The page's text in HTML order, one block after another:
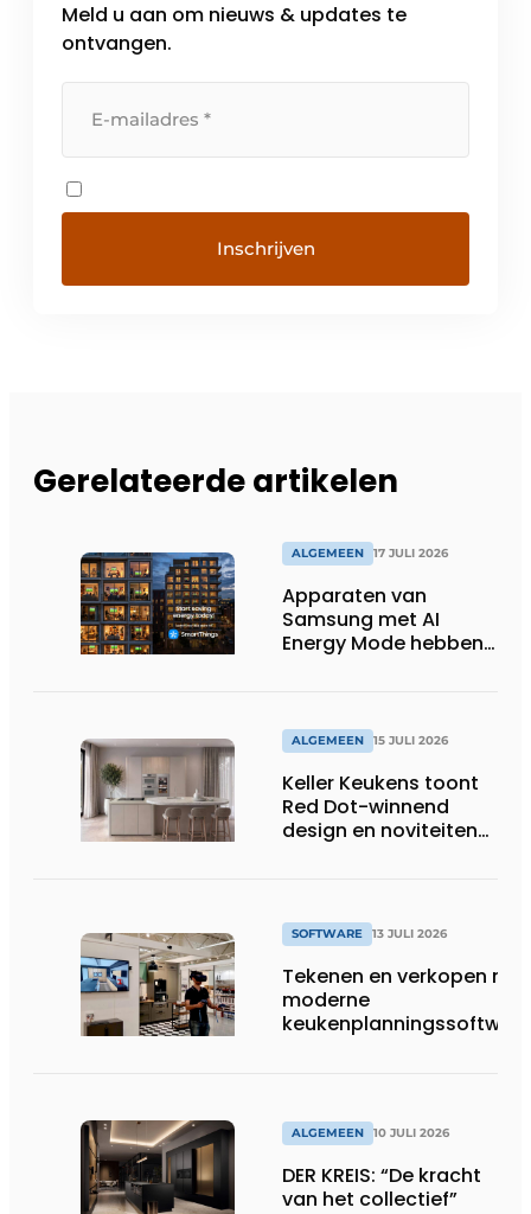
Meld u aan om nieuws & updates te
ontvangen.
Gerelateerde artikelen
ALGEMEEN 17 JULI 2026
Apparaten van
Samsung met AI
Energy Mode hebben
huishoudens, wat
overeenkomt met het
wassen van 22.023.110
voetbalshirts
ALGEMEEN 15 JULI 2026
Keller Keukens toont
Red Dot-winnend
design en noviteiten
SOFTWARE 13 JULI 2026
Tekenen en verkopen met
moderne
keukenplanningssoftware
ALGEMEEN 10 JULI 2026
DER KREIS: “De kracht
van het collectief”